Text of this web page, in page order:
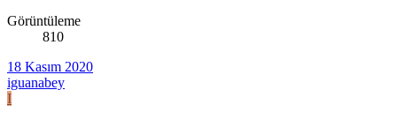
Görüntüleme
810
18 Kasım 2020
iguanabey
I